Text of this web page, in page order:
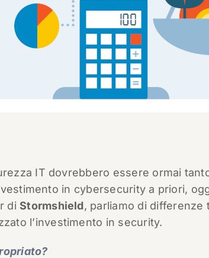
IT dovrebbero essere ormai
in cybersecurity a priori,
diStormshield, parliamo di differenze
l’investimento in security.